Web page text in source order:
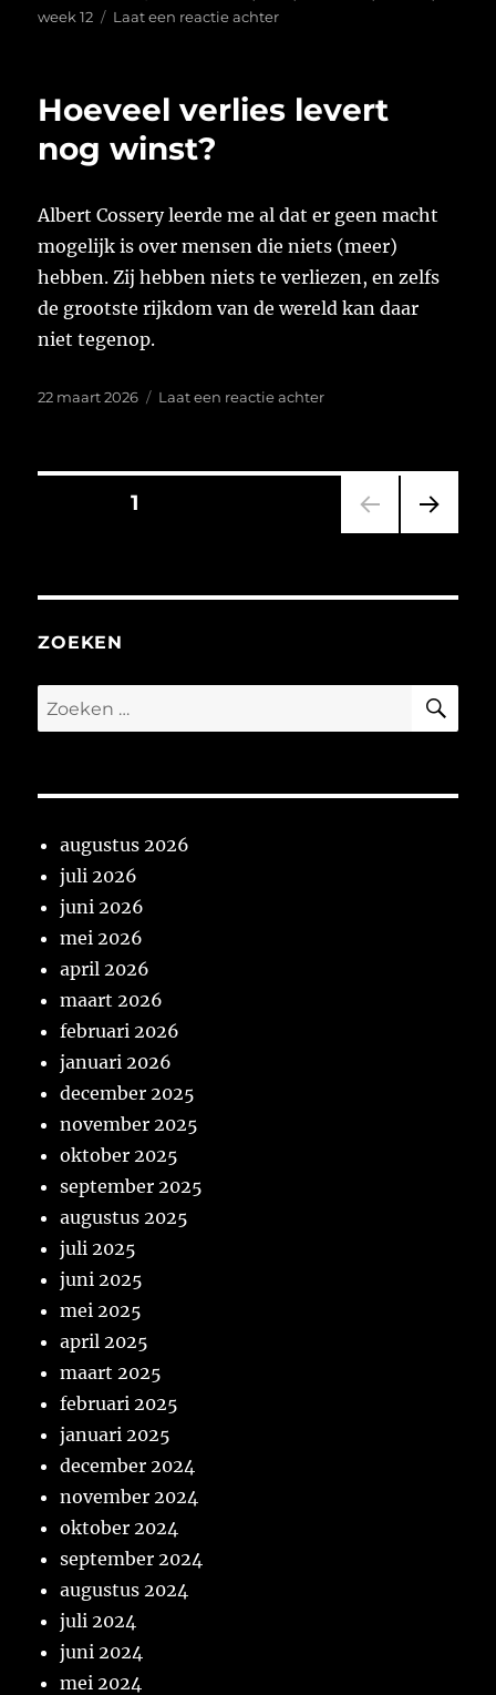
op
week 12
Laat een reactie achterop
2026
Hoeveel verlies levert
nog winst?
Albert Cossery leerde me al dat er geen macht
mogelijk is over mensen die niets (meer)
hebben. Zij hebben niets te verliezen, en zelfs
de grootste rijkdom van de wereld kan daar
niet tegenop.
Geplaatst
22 maart 2026 Laat een reactie achterop
winst?
Berichten
PAGINA1
PAGI
ZOEKEN
Zoeken
naar:
augustus 2026
juli 2026
juni 2026
mei 2026
april 2026
maart 2026
februari 2026
januari 2026
december 2025
november 2025
oktober 2025
september 2025
augustus 2025
juli 2025
juni 2025
mei 2025
april 2025
maart 2025
februari 2025
januari 2025
december 2024
november 2024
oktober 2024
september 2024
augustus 2024
juli 2024
juni 2024
mei 2024